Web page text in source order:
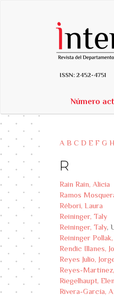
ISSN: 2452-4751
Número
A B C D E F G H
R
Rain Rain, Alicia
Ramos
Rébori, Laura
Reininger, Taly
Reininger, Taly,
Reininger
Rendic Illanes,
Reyes Julio,
Reyes-
Riegelhaupt,
Rivera-García,